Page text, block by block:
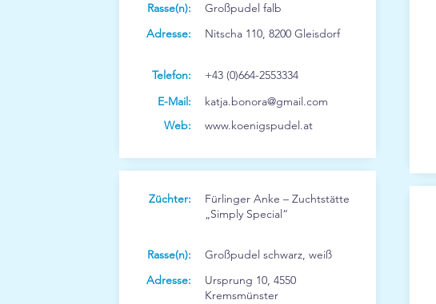
Rasse(n):
Adresse:
Großpudel falb
Nitscha 110, 8200 Gleisdorf
Telefon:
+43 (0)664-2553334
E-Mail:
Web:
katja.bonora@gmail.com
www.koenigspudel.at
Züchter:
Fürlinger Anke – Zuchtstätte
„Simply Special“
Rasse(n):
Adresse:
Großpudel schwarz, weiß
Ursprung 10, 4550
Kremsmünster